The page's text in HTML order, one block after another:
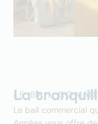
LE BAIL
La
Le bail commercial